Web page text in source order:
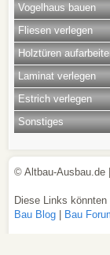
Vogelhaus bauen
Fliesen verlegen
Holztüren
Laminat verlegen
Estrich verlegen
Sonstiges
© Altbau-Ausbau.de |
Diese Links
Bau Blog
Bau